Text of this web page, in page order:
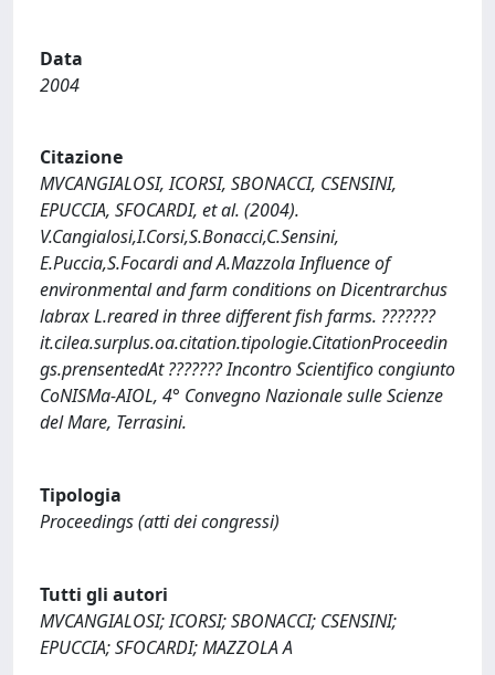
Data
2004
Citazione
MVCANGIALOSI, ICORSI, SBONACCI, CSENSINI,
EPUCCIA, SFOCARDI, et al. (2004).
V.Cangialosi,I.Corsi,S.Bonacci,C.Sensini,
E.Puccia,S.Focardi and A.Mazzola Influence of
environmental and farm conditions on Dicentrarchus
labrax L.reared in three different fish farms. ???????
it.cilea.surplus.oa.citation.tipologie.CitationProceedin
gs.prensentedAt ??????? Incontro Scientifico congiunto
CoNISMa-AIOL, 4° Convegno Nazionale sulle Scienze
del Mare, Terrasini.
Tipologia
Proceedings (atti dei congressi)
Tutti gli autori
MVCANGIALOSI; ICORSI; SBONACCI; CSENSINI;
EPUCCIA; SFOCARDI; MAZZOLA A